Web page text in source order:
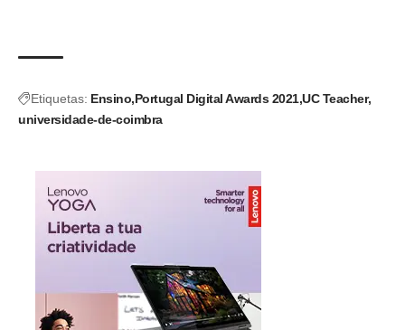
Etiquetas: Ensino Portugal Digital Awards 2021 UC Teacher
universidade-de-coimbra